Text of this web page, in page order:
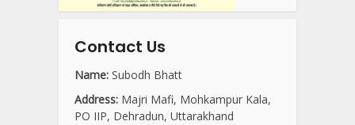
Contact Us
Name: Subodh Bhatt
Address: Majri Mafi, Mohkampur Kala,
PO IIP, Dehradun, Uttarakhand